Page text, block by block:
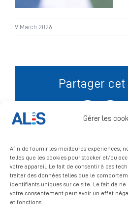
Gérer les
Afin de fournir les meilleures expériences,
telles que les cookies pour stocker et/ou
votre appareil. Le fait de consentir à ces
traiter des données telles que le
identifiants uniques sur ce site. Le fait de
votre consentement peut avoir un effet
et fonctions.
Signalement
9 March 2026
Partager